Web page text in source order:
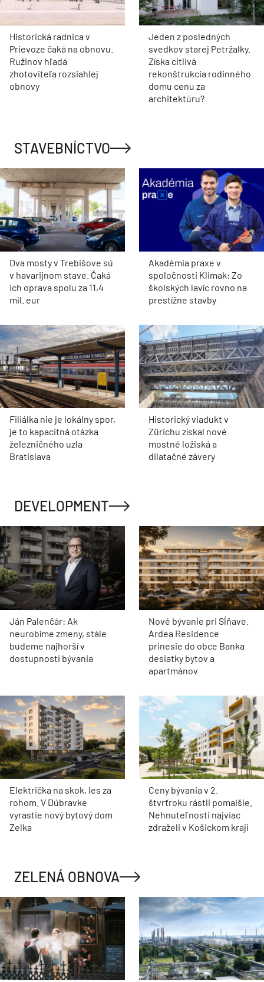
Historická radnica v
Prievoze čaká na obnovu.
Ružinov hľadá
zhotoviteľa rozsiahlej
obnovy
Jeden z posledných
svedkov starej Petržalky.
Získa citlivá
rekonštrukcia rodinného
domu cenu za
architektúru?
STAVEBNÍCTVO
Dva mosty v Trebišove sú
v havarijnom stave. Čaká
ich oprava spolu za 11,4
mil. eur
Akadémia praxe v
spoločnosti Klimak: Zo
školských lavíc rovno na
prestížne stavby
Filiálka nie je lokálny spor,
je to kapacitná otázka
železničného uzla
Bratislava
Historický viadukt v
Zürichu získal nové
mostné ložiská a
dilatačné závery
DEVELOPMENT
Ján Palenčár: Ak
neurobíme zmeny, stále
budeme najhorší v
dostupnosti bývania
Nové bývanie pri Sĺňave.
Ardea Residence
prinesie do obce Banka
desiatky bytov a
apartmánov
Električka na skok, les za
rohom. V Dúbravke
vyrastie nový bytový dom
Zelka
Ceny bývania v 2.
štvrťroku rástli pomalšie.
Nehnuteľnosti najviac
zdraželi v Košickom kraji
ZELENÁ OBNOVA